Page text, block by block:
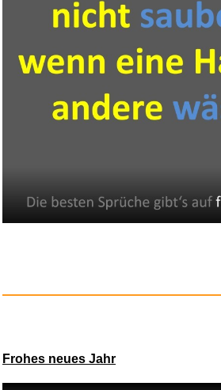
Frohes neues Jahr